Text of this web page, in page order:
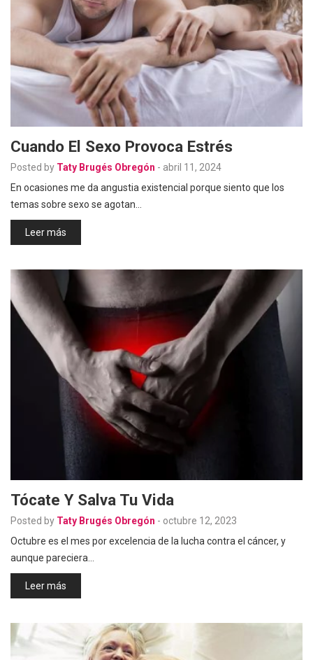
Cuando El Sexo Provoca Estrés
Posted by Taty Brugés Obregón - abril 11, 2024
En ocasiones me da angustia existencial porque siento que los
temas sobre sexo se agotan…
Leer más
Tócate Y Salva Tu Vida
Posted by Taty Brugés Obregón - octubre 12, 2023
Octubre es el mes por excelencia de la lucha contra el cáncer, y
aunque pareciera…
Leer más